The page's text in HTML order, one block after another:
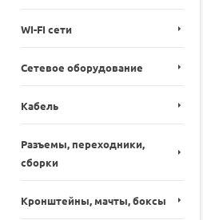
WI-FI сети
Сетевое оборудование
Кабель
Разъемы, переходники,
сборки
Кронштейны, мачты, боксы